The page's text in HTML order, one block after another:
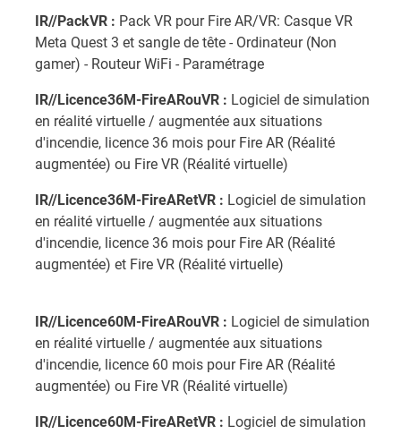
IR//PackVR : Pack VR pour Fire AR/VR: Casque VR
Meta Quest 3 et sangle de tête - Ordinateur (Non
gamer) - Routeur WiFi - Paramétrage
IR//Licence36M-FireARouVR : Logiciel de simulation
en réalité virtuelle / augmentée aux situations
d'incendie, licence 36 mois pour Fire AR (Réalité
augmentée) ou Fire VR (Réalité virtuelle)
IR//Licence36M-FireARetVR : Logiciel de simulation
en réalité virtuelle / augmentée aux situations
d'incendie, licence 36 mois pour Fire AR (Réalité
augmentée) et Fire VR (Réalité virtuelle)
IR//Licence60M-FireARouVR : Logiciel de simulation
en réalité virtuelle / augmentée aux situations
d'incendie, licence 60 mois pour Fire AR (Réalité
augmentée) ou Fire VR (Réalité virtuelle)
IR//Licence60M-FireARetVR : Logiciel de simulation